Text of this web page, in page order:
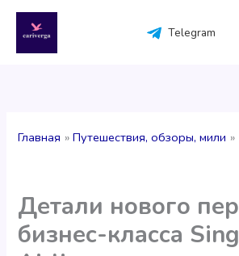
содержимому
Telegram
Главная Путешествия, обзоры, мили
Детали нового
бизнес-класса